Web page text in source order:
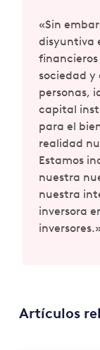
«Sin
disyuntiva
sociedad
personas,
capital
para el
realidad
Estamos
nuestra
nuestra
inversora
Artículos